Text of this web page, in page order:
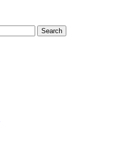
Search